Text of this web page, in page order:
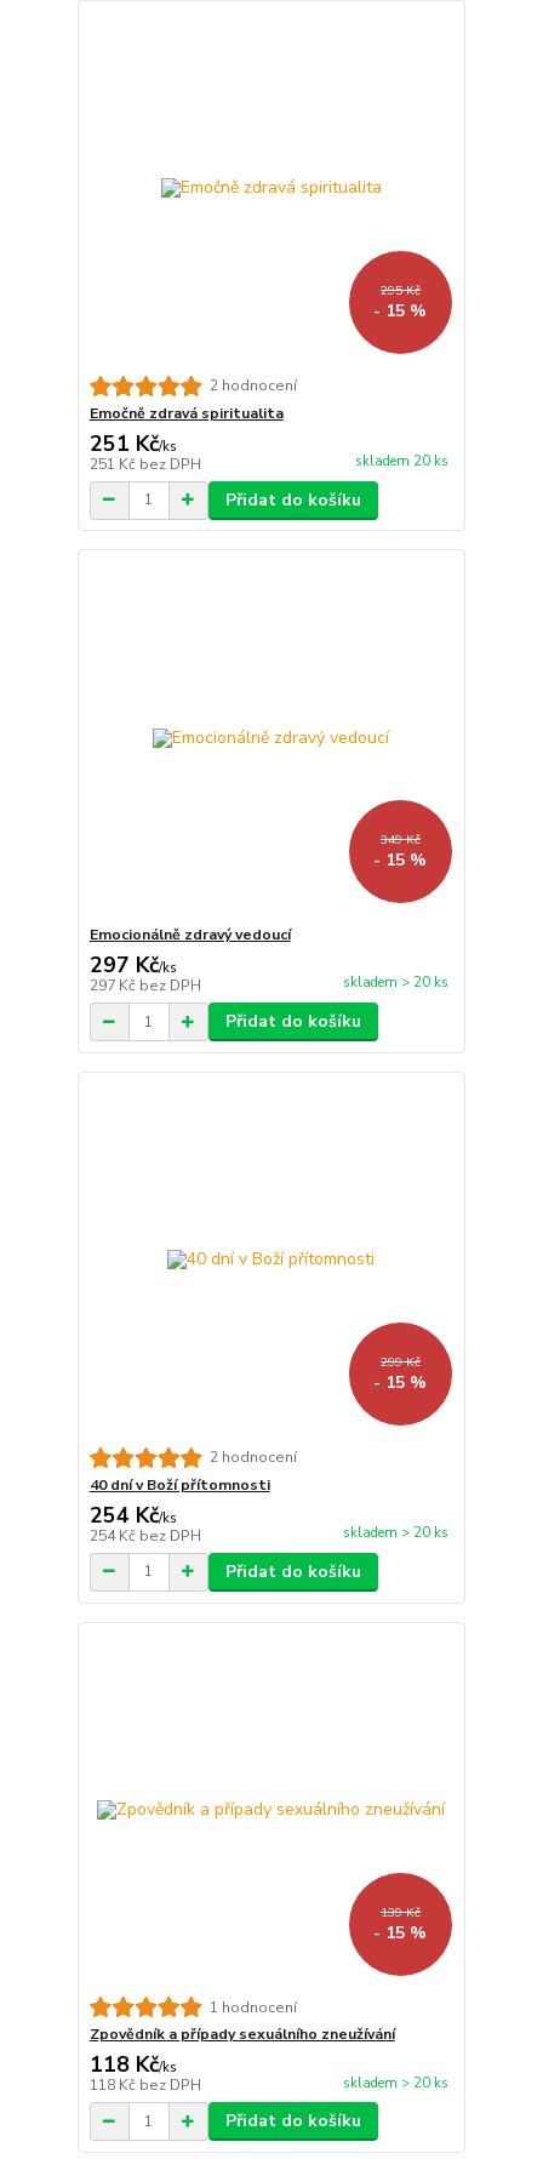
295 Kč
- 15 %
2 hodnocení
Emočně zdravá spiritualita
251 Kč/ks
251 Kč bez DPH skladem 20 ks
Přidat do košíku
349 Kč
- 15 %
Emocionálně zdravý vedoucí
297 Kč/ks
297 Kč bez DPH skladem > 20 ks
Přidat do košíku
299 Kč
- 15 %
2 hodnocení
40 dní v Boží přítomnosti
254 Kč/ks
254 Kč bez DPH skladem > 20 ks
Přidat do košíku
139 Kč
- 15 %
1 hodnocení
Zpovědník a případy sexuálního zneužívání
118 Kč/ks
118 Kč bez DPH skladem > 20 ks
Přidat do košíku